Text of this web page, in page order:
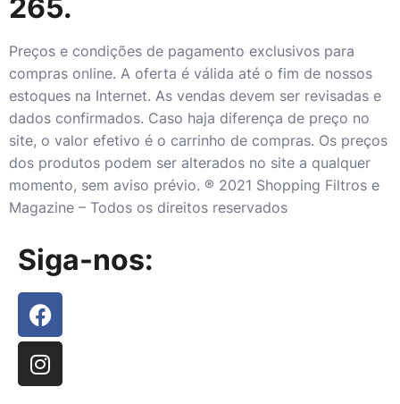
265.
Preços e condições de pagamento exclusivos para
compras online. A oferta é válida até o fim de nossos
estoques na Internet. As vendas devem ser revisadas e
dados confirmados. Caso haja diferença de preço no
site, o valor efetivo é o carrinho de compras. Os preços
dos produtos podem ser alterados no site a qualquer
momento, sem aviso prévio. ® 2021 Shopping Filtros e
Magazine – Todos os direitos reservados
Siga-nos: